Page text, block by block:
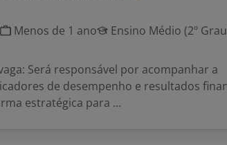
Menos de 1 ano
Ensino Médio (2º
Será responsável por acompanhar a
de desempenho e resultados
estratégica para ...